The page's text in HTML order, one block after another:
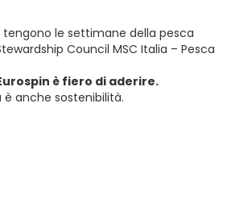
tengono le settimane della pesca
Council MSC Italia – Pesca
è fiero di aderire.
anche sostenibilità.